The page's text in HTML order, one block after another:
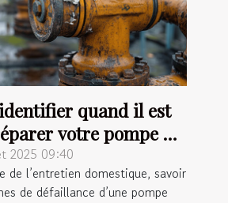
quand il est
votre pompe de
2025 09:40
de l’entretien domestique, savoir
de défaillance d’une pompe